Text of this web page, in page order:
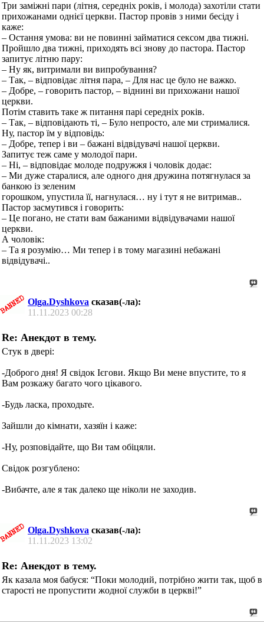
Три заміжні пари (літня, середніх років, і молода) захотіли стати
прихожанами однієї церкви. Пастор провів з ними бесіду і
каже:
– Остання умова: ви не повинні займатися сексом два тижні.
Пройшло два тижні, приходять всі знову до пастора. Пастор
запитує літню пару:
– Ну як, витримали ви випробування?
– Так, – відповідає літня пара, – Для нас це було не важко.
– Добре, – говорить пастор, – віднині ви прихожани нашої
церкви.
Потім ставить таке ж питання парі середніх років.
– Так, – відповідають ті, – Було непросто, але ми стрималися.
Ну, пастор їм у відповідь:
– Добре, тепер і ви – бажані відвідувачі нашої церкви.
Запитує теж саме у молодої пари.
– Ні, – відповідає молоде подружжя і чоловік додає:
– Ми дуже старалися, але одного дня дружина потягнулася за
банкою із зеленим
горошком, упустила її, нагнулася… ну і тут я не витримав..
Пастор засмутився і говорить:
– Це погано, не стати вам бажаними відвідувачами нашої
церкви.
А чоловік:
– Та я розумію… Ми тепер і в тому магазині небажані
відвідувачі..
Olga.Dyshkova сказав(-ла):
11.11.2023 00:28
Re: Анекдот в тему.
Стук в двері:
-Доброго дня! Я свідок Ієгови. Якщо Ви мене впустите, то я
Вам розкажу багато чого цікавого.
-Будь ласка, проходьте.
Зайшли до кімнати, хазяїн і каже:
-Ну, розповідайте, що Ви там обіцяли.
Свідок розгублено:
-Вибачте, але я так далеко ще ніколи не заходив.
Olga.Dyshkova сказав(-ла):
11.11.2023 13:02
Re: Анекдот в тему.
Як казала моя бабуся: “Поки молодий, потрібно жити так, щоб в
старості не пропустити жодної служби в церкві!”